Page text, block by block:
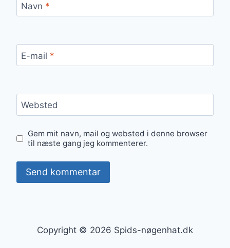
Navn *
E-mail *
Websted
Gem mit navn, mail og websted i denne browser
til næste gang jeg kommenterer.
Copyright © 2026 Spids-nøgenhat.dk